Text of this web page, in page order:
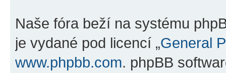
Naše fóra beží na systému
je vydané pod licencí „General
www.phpbb.com. phpBB